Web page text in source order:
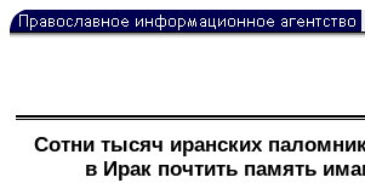
Сотни тысяч иранских
в Ирак почтить память